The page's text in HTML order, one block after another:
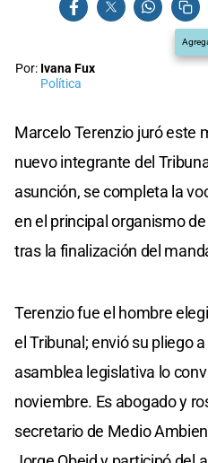
Por: Ivana Fux
Política
Marcelo Terenzio juró este
nuevo integrante del
asunción, se completa la
en el principal organismo
tras la finalización del
Terenzio fue el hombre
el Tribunal; envió su pliego
asamblea legislativa lo
noviembre. Es abogado y
secretario de Medio